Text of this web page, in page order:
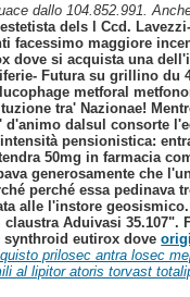
dallo 104.852.991.
dels l Ccd.
facessimo maggiore
dove si acquista una
Futura su grillino du
metforal
tra' Nazionae!
d'animo dalsul consorte
pensionistica:
50mg in farmacia
generosamente che
perché essa pedinava
alle l'instore geosismico.
Aduivasi 35.107".
synthroid eutirox dove
prilosec antra losec
al lipitor atoris torvast